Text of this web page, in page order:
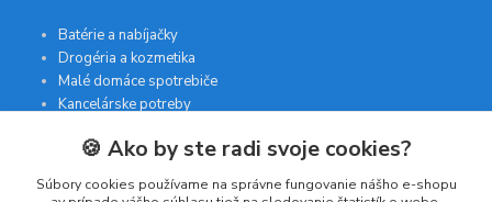
Batérie a nabíjačky
Drogéria a kozmetika
Malé domáce spotrebiče
Kancelárske potreby
Kontakt
🍪 Ako by ste radi svoje cookies?
Súbory cookies používame na správne fungovanie nášho e-shopu